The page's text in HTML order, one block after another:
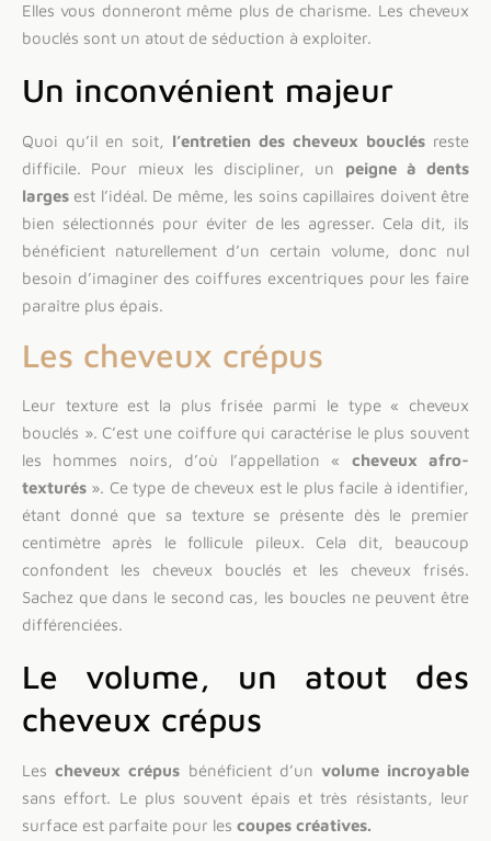
Elles vous donneront même plus de charisme. Les cheveux
bouclés sont un atout de séduction à exploiter.
Un inconvénient majeur
Quoi qu’il en soit, l’entretien des cheveux bouclés reste
difficile. Pour mieux les discipliner, un peigne à dents
larges est l’idéal. De même, les soins capillaires doivent être
bien sélectionnés pour éviter de les agresser. Cela dit, ils
bénéficient naturellement d’un certain volume, donc nul
besoin d’imaginer des coiffures excentriques pour les faire
paraître plus épais.
Les cheveux crépus
Leur texture est la plus frisée parmi le type « cheveux
bouclés ». C’est une coiffure qui caractérise le plus souvent
les hommes noirs, d’où l’appellation « cheveux afro-
texturés ». Ce type de cheveux est le plus facile à identifier,
étant donné que sa texture se présente dès le premier
centimètre après le follicule pileux. Cela dit, beaucoup
confondent les cheveux bouclés et les cheveux frisés.
Sachez que dans le second cas, les boucles ne peuvent être
différenciées.
Le volume, un atout des
cheveux crépus
Lescheveux crépus bénéficient d’un volume incroyable
sans effort. Le plus souvent épais et très résistants, leur
surface est parfaite pour les coupes créatives.